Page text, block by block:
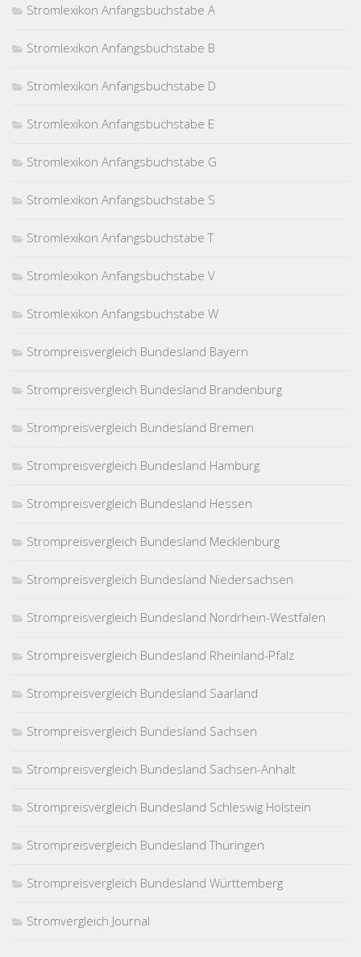
Stromlexikon Anfangsbuchstabe A
Stromlexikon Anfangsbuchstabe B
Stromlexikon Anfangsbuchstabe D
Stromlexikon Anfangsbuchstabe E
Stromlexikon Anfangsbuchstabe G
Stromlexikon Anfangsbuchstabe S
Stromlexikon Anfangsbuchstabe T
Stromlexikon Anfangsbuchstabe V
Stromlexikon Anfangsbuchstabe W
Strompreisvergleich Bundesland Bayern
Strompreisvergleich Bundesland Brandenburg
Strompreisvergleich Bundesland Bremen
Strompreisvergleich Bundesland Hamburg
Strompreisvergleich Bundesland Hessen
Strompreisvergleich Bundesland Mecklenburg
Strompreisvergleich Bundesland Niedersachsen
Strompreisvergleich Bundesland Nordrhein-Westfalen
Strompreisvergleich Bundesland Rheinland-Pfalz
Strompreisvergleich Bundesland Saarland
Strompreisvergleich Bundesland Sachsen
Strompreisvergleich Bundesland Sachsen-Anhalt
Strompreisvergleich Bundesland Schleswig Holstein
Strompreisvergleich Bundesland Thüringen
Strompreisvergleich Bundesland Württemberg
Stromvergleich Journal